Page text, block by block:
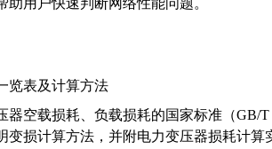
助用户快速判断网络性能问题。
览表及计算方法
器空载损耗、负载损耗的国家标准（GB/T
变损计算方法，并附电力变压器损耗计算